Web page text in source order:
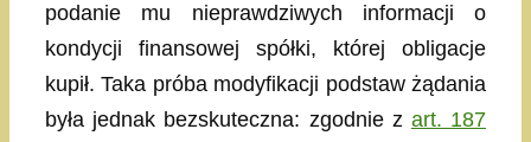
podanie mu nieprawdziwych informacji o
kondycji finansowej spółki, której obligacje
kupił. Taka próba modyfikacji podstaw żądania
była jednak bezskuteczna: zgodnie z art. 187